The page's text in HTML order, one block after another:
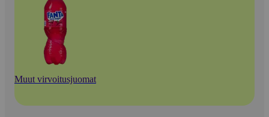
Muut virvoitusjuomat